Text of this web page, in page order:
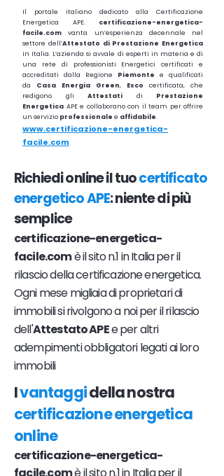
Il portale italiano dedicato alla Certificazione
Energetica APE. certificazione-energetica-
facile.com vanta un’esperienza decennale nel
settore dell’Attestato di Prestazione Energetica
in Italia. L’azienda si avvale di esperti in materia e di
una rete di professionisti Energetici certificati e
accreditati dalla Regione Piemonte e qualificati
da Casa Energia Green, Esco certificata, che
redigono gli Attestati di Prestazione
Energetica APE e collaborano con il team per offrire
un servizio professionale e affidabile.
www.certificazione-energetica-
facile.com
Richiedi online il tuocertificato
energetico APE: niente di più
semplice
certificazione-energetica-
facile.comè il sito n.1 in Italia per il
rilascio della certificazione energetica.
Ogni mese migliaia di proprietari di
immobili si rivolgono a noi per il rilascio
dell'Attestato APEe per altri
adempimenti obbligatori legati ai loro
immobili
Ivantaggidella nostra
certificazione energetica
online
certificazione-energetica-